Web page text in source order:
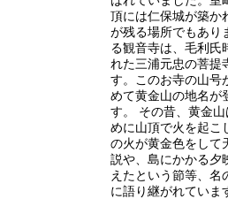
頂には仁保城が築か
が残る場所でもあり
る観音寺は、毛利氏
れた三浦元忠の菩提
す。このお寺の山号
めて黄金山の地名が
す。 その昔、黄金
めに山頂で火を起こ
の火が黄金色をして
説や、島にかかる夕
えたという節等、名
に語り継がれていま